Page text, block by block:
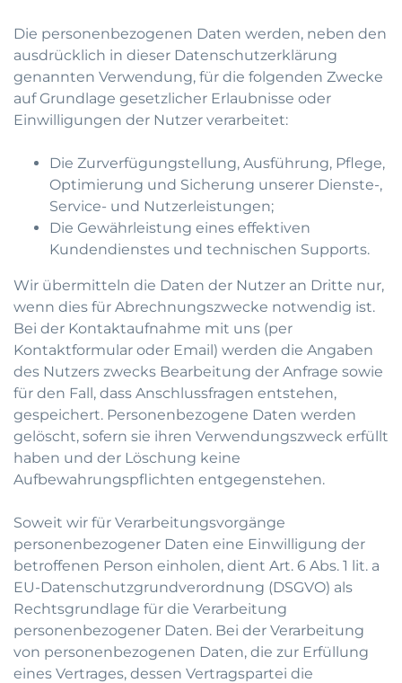
Die personenbezogenen Daten werden, neben den
ausdrücklich in dieser Datenschutzerklärung
genannten Verwendung, für die folgenden Zwecke
auf Grundlage gesetzlicher Erlaubnisse oder
Einwilligungen der Nutzer verarbeitet:
Die Zurverfügungstellung, Ausführung, Pflege,
Optimierung und Sicherung unserer Dienste-,
Service- und Nutzerleistungen;
Die Gewährleistung eines effektiven
Kundendienstes und technischen Supports.
Wir übermitteln die Daten der Nutzer an Dritte nur,
wenn dies für Abrechnungszwecke notwendig ist.
Bei der Kontaktaufnahme mit uns (per
Kontaktformular oder Email) werden die Angaben
des Nutzers zwecks Bearbeitung der Anfrage sowie
für den Fall, dass Anschlussfragen entstehen,
gespeichert. Personenbezogene Daten werden
gelöscht, sofern sie ihren Verwendungszweck erfüllt
haben und der Löschung keine
Aufbewahrungspflichten entgegenstehen.
Soweit wir für Verarbeitungsvorgänge
personenbezogener Daten eine Einwilligung der
betroffenen Person einholen, dient Art. 6 Abs. 1 lit. a
EU-Datenschutzgrundverordnung (DSGVO) als
Rechtsgrundlage für die Verarbeitung
personenbezogener Daten. Bei der Verarbeitung
von personenbezogenen Daten, die zur Erfüllung
eines Vertrages, dessen Vertragspartei die